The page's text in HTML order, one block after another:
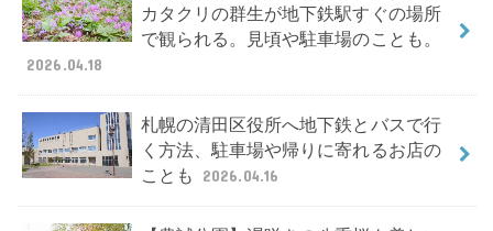
カタクリの群生が地下鉄駅すぐの場所
で観られる。見頃や駐車場のことも。
2026.04.18
札幌の清田区役所へ地下鉄とバスで行
く方法、駐車場や帰りに寄れるお店の
ことも
2026.04.16